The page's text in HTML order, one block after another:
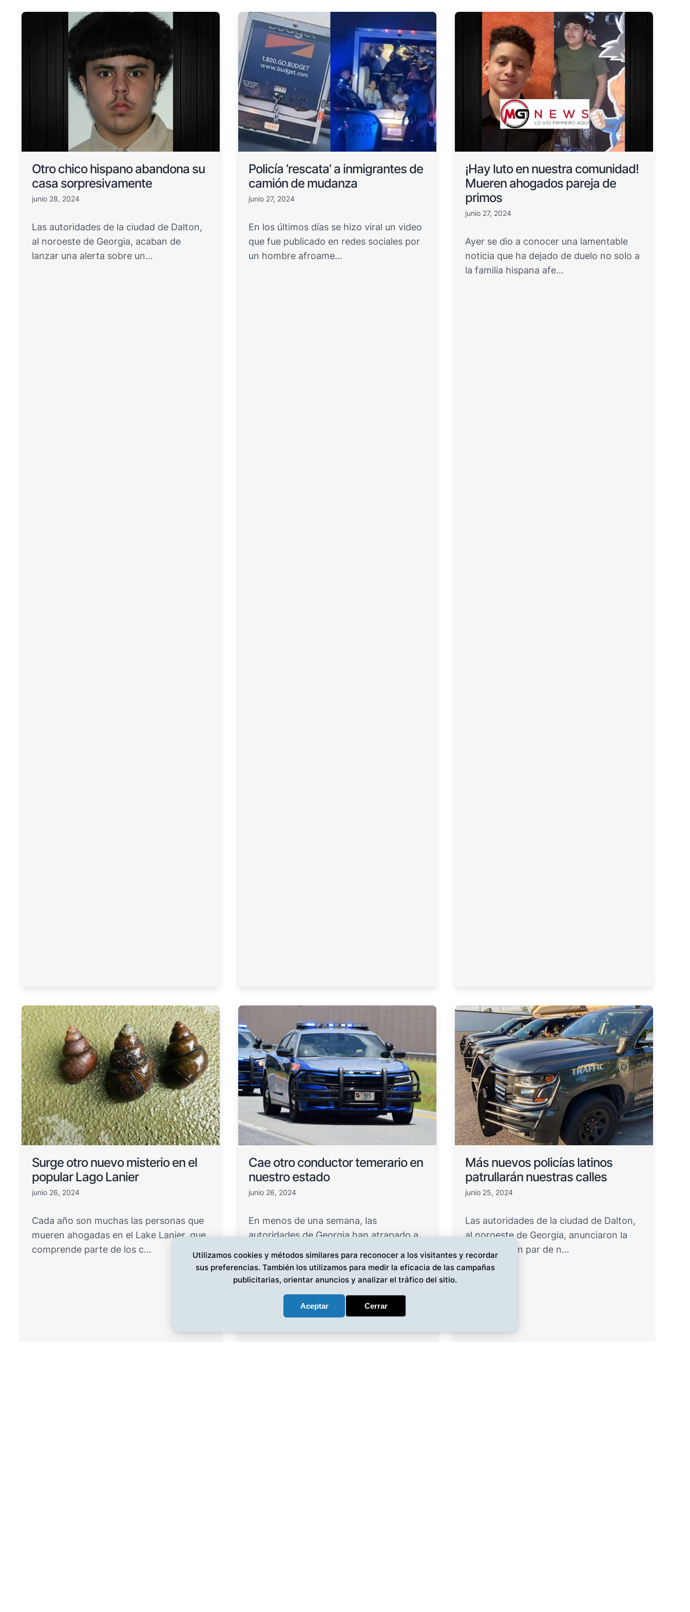
Otro chico hispano abandona su
casa sorpresivamente
junio 28, 2024
Las autoridades de la ciudad de Dalton,
al noroeste de Georgia, acaban de
lanzar una alerta sobre un…
Policía ‘rescata’ a inmigrantes de
camión de mudanza
junio 27, 2024
En los últimos días se hizo viral un video
que fue publicado en redes sociales por
un hombre afroame…
¡Hay luto en nuestra comunidad!
Mueren ahogados pareja de
primos
junio 27, 2024
Ayer se dio a conocer una lamentable
noticia que ha dejado de duelo no solo a
la familia hispana afe…
Surge otro nuevo misterio en el
popular Lago Lanier
junio 26, 2024
Cada año son muchas las personas que
mueren ahogadas en el Lake Lanier, que
comprende parte de los c…
Cae otro conductor temerario en
nuestro estado
junio 26, 2024
En menos de una semana, las
autoridades de Georgia han atrapado a
por lo menos dos choferes -ambos h…
Más nuevos policías latinos
patrullarán nuestras calles
junio 25, 2024
Las autoridades de la ciudad de Dalton,
al noroeste de Georgia, anunciaron la
adición de un par de n…
Utilizamos cookies y métodos similares para reconocer a los visitantes y recordar
sus preferencias. También los utilizamos para medir la eficacia de las campañas
publicitarias, orientar anuncios y analizar el tráfico del sitio.
Aceptar Cerrar